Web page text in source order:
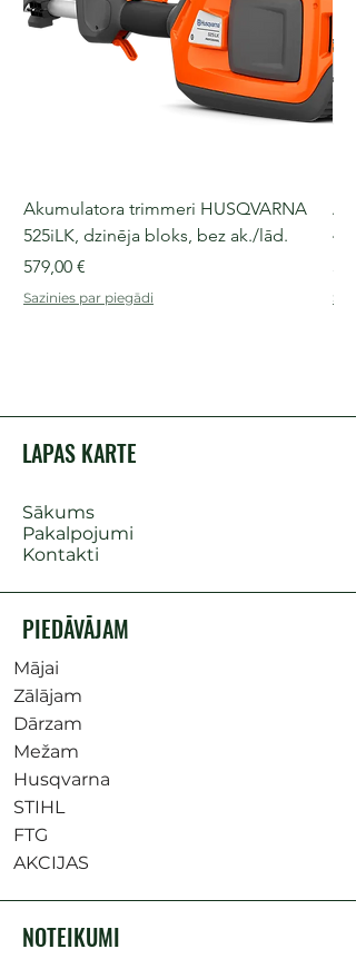
Akumulatora trimmeri HUSQVARNA
525iLK, dzinēja bloks, bez ak./lād.
Cena
579,00 €
Sazinies par piegādi
LAPAS KARTE
Sākums
Pakalpojumi
Kontakti
PIEDĀVĀJAM
Mājai
Zālājam
Dārzam
Mežam
Husqvarna
STIHL
FTG
AKCIJAS
NOTEIKUMI